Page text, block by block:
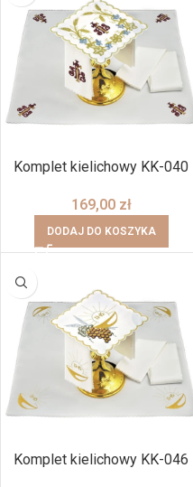
Komplet kielichowy KK-040
169,00 zł
DODAJ DO KOSZYKA
Komplet kielichowy KK-046